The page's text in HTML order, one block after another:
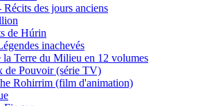
des jours anciens
de Húrin
inachevés
la Terre du Milieu en 12 volumes
de Pouvoir (série TV)
Rohirrim (film d'animation)